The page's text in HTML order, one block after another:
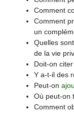
Comment
Comment
un
Quelles
de la vie
Doit-on
Y a-t-il des
Peut-on
Où peut-on
Comment